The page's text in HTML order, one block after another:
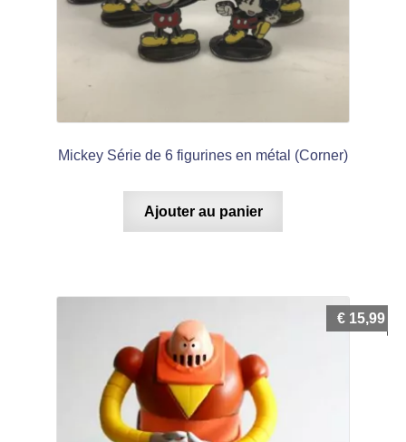
Mickey Série de 6 figurines en métal (Corner)
Ajouter au panier
€ 15,99